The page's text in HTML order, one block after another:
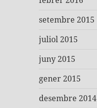
setembre 2015
juliol 2015
juny 2015
gener 2015
desembre 2014